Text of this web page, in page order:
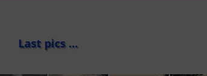
Last pics …